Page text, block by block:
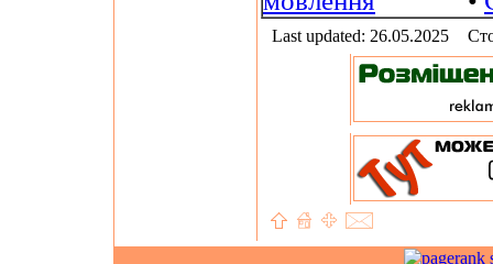
Last updated: 26.05.2025